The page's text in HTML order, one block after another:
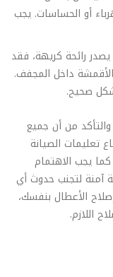
أو الحساسات. يجب
رائحة كريهة، فقد
داخل المجفف.
صحيح.
من أن جميع
تعليمات الصيانة
يجب الاهتمام
آمنة لتجنب حدوث أي
الأعطال بنفسك،
اللازم.